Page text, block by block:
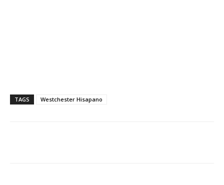
TAGS Westchester Hisapano